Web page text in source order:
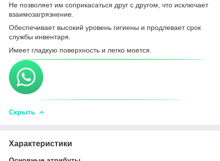
Не позволяет им соприкасаться друг с другом, что исключает
взаимозагрязнение.
Обеспечивает высокий уровень гигиены и продлевает срок
службы инвентаря.
Имеет гладкую поверхность и легко моется.
Скрыть
Характеристики